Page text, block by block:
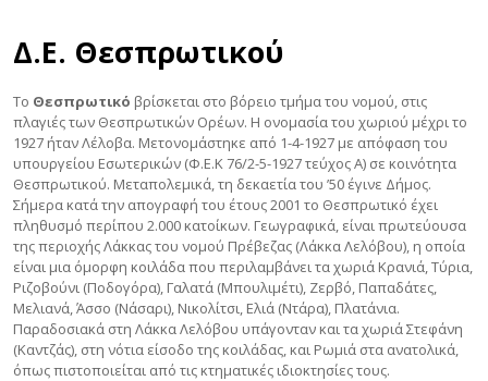
Δ.Ε. Θεσπρωτικού
Το Θεσπρωτικό βρίσκεται στο βόρειο τμήμα του νομού, στις
πλαγιές των Θεσπρωτικών Ορέων. Η ονομασία του χωριού μέχρι το
1927 ήταν Λέλοβα. Μετονομάστηκε από 1-4-1927 με απόφαση του
υπουργείου Εσωτερικών (Φ.Ε.Κ 76/2-5-1927 τεύχος Α) σε κοινότητα
Θεσπρωτικού. Μεταπολεμικά, τη δεκαετία του ’50 έγινε Δήμος.
Σήμερα κατά την απογραφή του έτους 2001 το Θεσπρωτικό έχει
πληθυσμό περίπου 2.000 κατοίκων. Γεωγραφικά, είναι πρωτεύουσα
της περιοχής Λάκκας του νομού Πρέβεζας (Λάκκα Λελόβου), η οποία
είναι μια όμορφη κοιλάδα που περιλαμβάνει τα χωριά Κρανιά, Τύρια,
Ριζοβούνι (Ποδογόρα), Γαλατά (Μπουλιμέτι), Ζερβό, Παπαδάτες,
Μελιανά, Άσσο (Νάσαρι), Νικολίτσι, Ελιά (Ντάρα), Πλατάνια.
Παραδοσιακά στη Λάκκα Λελόβου υπάγονταν και τα χωριά Στεφάνη
(Καντζάς), στη νότια είσοδο της κοιλάδας, και Ρωμιά στα ανατολικά,
όπως πιστοποιείται από τις κτηματικές ιδιοκτησίες τους.